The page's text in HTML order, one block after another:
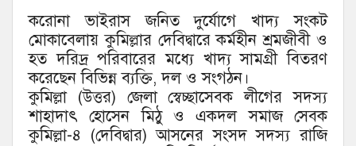
করোনা ভাইরাস জনিত দুর্যোগে খাদ্য সংকট
মোকাবেলায় কুমিল্লার দেবিদ্বারে কর্মহীন শ্রমজীবী ও
হত দরিদ্র পরিবারের মধ্যে খাদ্য সামগ্রী বিতরণ
করেছেন বিভিন্ন ব্যক্তি, দল ও সংগঠন।
কুমিল্লা (উত্তর) জেলা স্বেচ্ছাসেবক লীগের সদস্য
শাহাদাৎ হোসেন মিঠু ও একদল সমাজ সেবক
কুমিল্লা-৪ (দেবিদ্বার) আসনের সংসদ সদস্য রাজি